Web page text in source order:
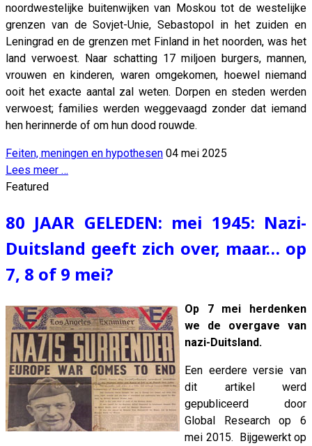
noordwestelijke buitenwijken van Moskou tot de westelijke
grenzen van de Sovjet-Unie, Sebastopol in het zuiden en
Leningrad en de grenzen met Finland in het noorden, was het
land verwoest. Naar schatting 17 miljoen burgers, mannen,
vrouwen en kinderen, waren omgekomen, hoewel niemand
ooit het exacte aantal zal weten. Dorpen en steden werden
verwoest; families werden weggevaagd zonder dat iemand
hen herinnerde of om hun dood rouwde.
Feiten, meningen en hypothesen 04 mei 2025
Lees meer …
Featured
80 JAAR GELEDEN: mei 1945: Nazi-
Duitsland geeft zich over, maar… op
7, 8 of 9 mei?
Op 7 mei herdenken
we de overgave van
nazi-Duitsland.
Een eerdere versie van
dit artikel werd
gepubliceerd door
Global Research op 6
mei 2015. Bijgewerkt op